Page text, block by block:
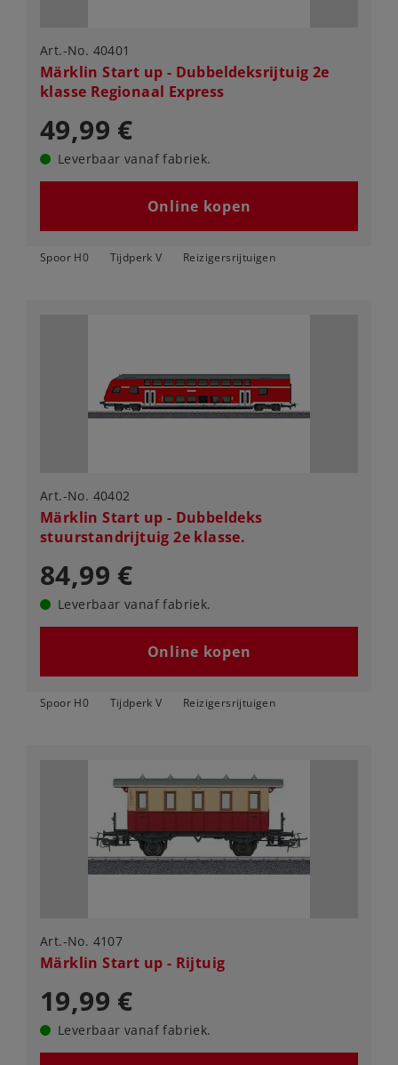
Art.-No. 40401
Märklin Start up - Dubbeldeksrijtuig 2e
klasse Regionaal Express
49,99 €
Leverbaar vanaf fabriek.
Online kopen
Spoor H0 Tijdperk V Reizigersrijtuigen
Art.-No. 40402
Märklin Start up - Dubbeldeks
stuurstandrijtuig 2e klasse.
84,99 €
Leverbaar vanaf fabriek.
Online kopen
Spoor H0 Tijdperk V Reizigersrijtuigen
Art.-No. 4107
Märklin Start up - Rijtuig
19,99 €
Leverbaar vanaf fabriek.